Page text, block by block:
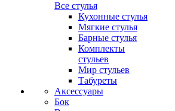
Все стулья
Кухонные стулья
Мягкие стулья
Барные стулья
Комплекты
стульев
Мир стульев
Табуреты
Аксессуары
Бок